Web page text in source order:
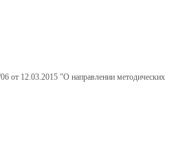
от 12.03.2015 "О направлении методических